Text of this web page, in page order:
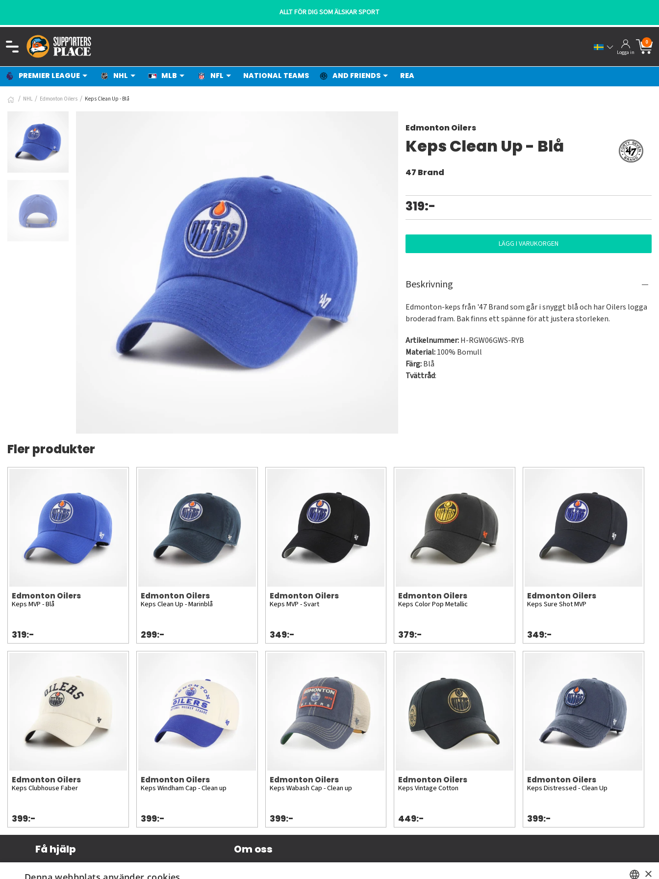
ALLT FÖR DIG SOM ÄLSKAR SPORT
Logga in
0
PREMIER LEAGUE NHL MLB NFL NATIONAL TEAMS AND FRIENDS REA
NHL Edmonton Oilers Keps Clean Up - Blå
Edmonton Oilers
Keps Clean Up - Blå
47 Brand
319:-
LÄGG I VARUKORGEN
Beskrivning
Edmonton-keps från '47 Brand som går i snyggt blå och har Oilers logga
broderad fram. Bak finns ett spänne för att justera storleken.
Artikelnummer:H-RGW06GWS-RYB
Material:100% Bomull
Färg:Blå
Tvättråd:
Fler produkter
Edmonton Oilers
Keps MVP - Blå
319:-
Edmonton Oilers
Keps Clean Up - Marinblå
299:-
Edmonton Oilers
Keps MVP - Svart
349:-
Edmonton Oilers
Keps Color Pop Metallic
379:-
Edmonton Oilers
Keps Sure Shot MVP
349:-
Edmonton Oilers
Keps Clubhouse Faber
399:-
Edmonton Oilers
Keps Windham Cap - Clean up
399:-
Edmonton Oilers
Keps Wabash Cap - Clean up
399:-
Edmonton Oilers
Keps Vintage Cotton
449:-
Edmonton Oilers
Keps Distressed - Clean Up
399:-
Få hjälp Om oss
×